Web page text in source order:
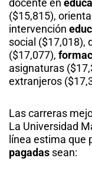
docente en
($15,815),
intervención
social ($17,018),
($17,077),
asignaturas
extranjeros
Las carreras
La Universidad
línea estima que
pagadas sean: